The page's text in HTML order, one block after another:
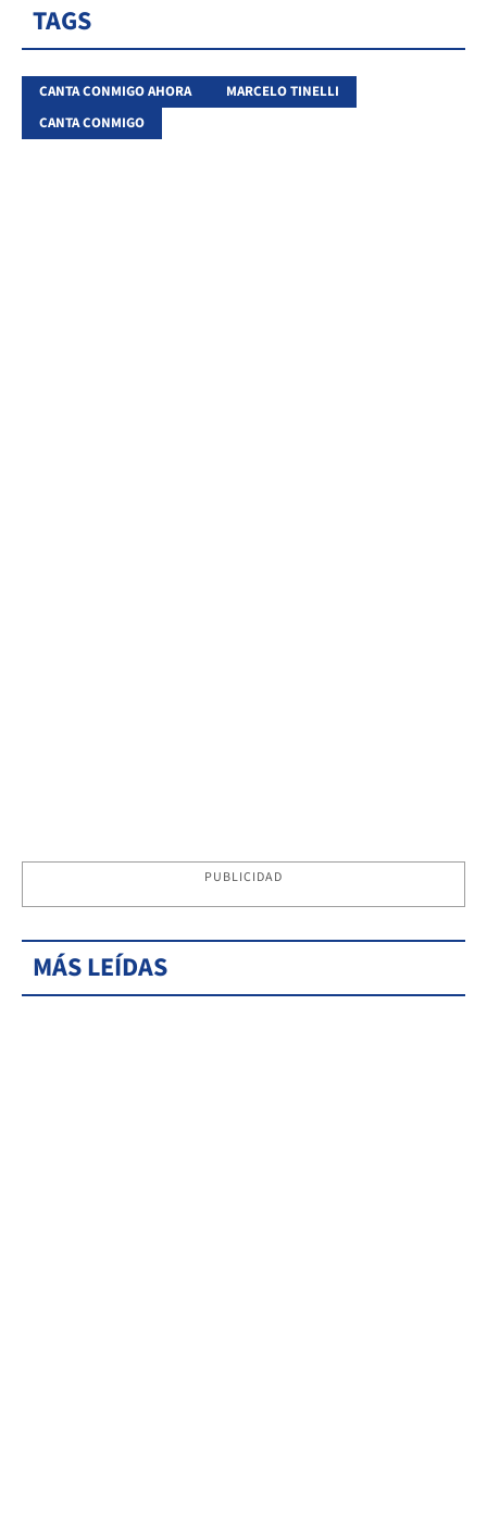
TAGS
CANTA CONMIGO AHORA
MARCELO TINELLI
CANTA CONMIGO
PUBLICIDAD
MÁS LEÍDAS